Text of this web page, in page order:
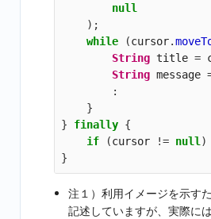
null
);
while
(cursor.
String title =
String message
:
}
}
finally {
if
(cursor != null )
}
注１）利用イメージを示す
記述していますが、実際に